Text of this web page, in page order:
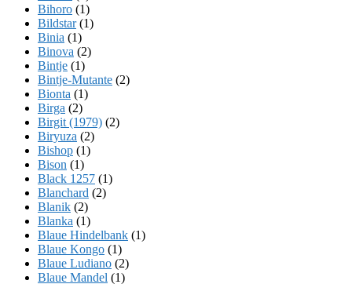
Bihoro (1)
Bildstar(1)
Binia (1)
Binova (2)
Bintje (1)
Bintje-Mutante (2)
Bionta (1)
Birga (2)
Birgit (1979) (2)
Biryuza (2)
Bishop (1)
Bison (1)
Black 1257 (1)
Blanchard (2)
Blanik (2)
Blanka (1)
Blaue Hindelbank (1)
Blaue Kongo (1)
Blaue Ludiano (2)
Blaue Mandel (1)